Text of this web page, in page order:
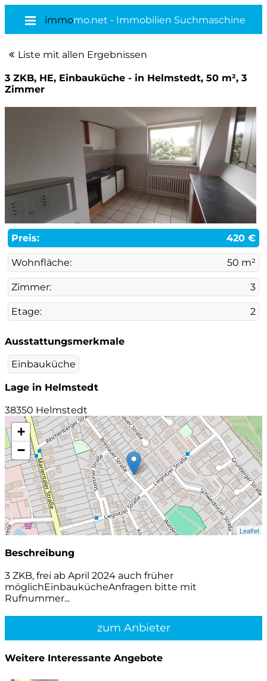
immomo.net - Immobilien Suchmaschine
Liste mit allen Ergebnissen
3 ZKB, HE, Einbauküche - in Helmstedt, 50 m², 3
Zimmer
Preis: 420 €
Wohnfläche: 50 m²
Zimmer: 3
Etage: 2
Ausstattungsmerkmale
Einbauküche
Lage in Helmstedt
38350 Helmstedt
+
−
Leaflet
Beschreibung
3 ZKB, frei ab April 2024 auch früher
möglichEinbaukücheAnfragen bitte mit
Rufnummer...
zum Anbieter
Weitere Interessante Angebote